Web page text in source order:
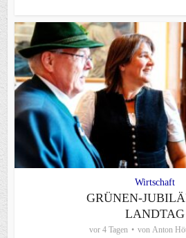
Wirtschaft
GRÜNEN-
LANDTAG
vor 4 Tagen von Anton